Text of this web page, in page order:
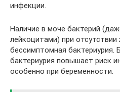
инфекции.
Наличие в моче бактерий
лейкоцитами) при
бессимптомная бактериурия.
бактериурия повышает риск
особенно при беременности.